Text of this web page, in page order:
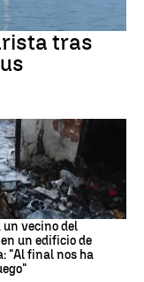
tras
un vecino del
un edificio de
"Al final nos ha